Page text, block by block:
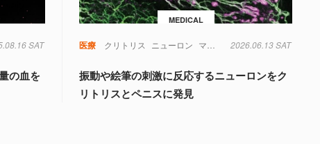
毒 糖尿病 遺伝子
SAT
の血を
MEDICAL
医療 クリトリス ニューロン マウス 性科学
2026.06.13 SAT
振動や絵筆の刺激に反応するニューロンをク
リトリスとペニスに発見